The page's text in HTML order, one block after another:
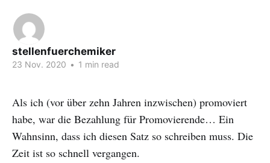
stellenfuerchemiker
23 Nov. 2020 • 1 min read
Als ich (vor über zehn Jahren inzwischen) promoviert
habe, war die Bezahlung für Promovierende… Ein
Wahnsinn, dass ich diesen Satz so schreiben muss. Die
Zeit ist so schnell vergangen.